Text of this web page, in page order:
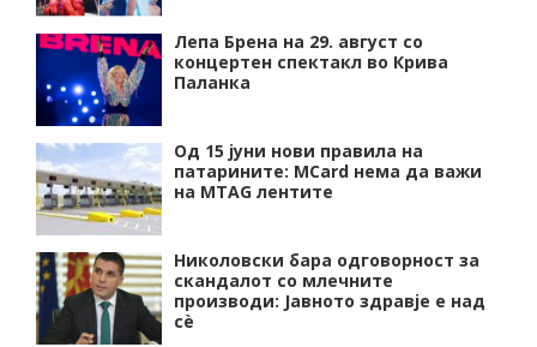
Лепа Брена на 29. август со
концертен спектакл во Крива
Паланка
Од 15 јуни нови правила на
патарините: MCard нема да важи
на MTAG лентите
Николовски бара одговорност за
скандалот со млечните
производи: Јавното здравје е над
сѐ